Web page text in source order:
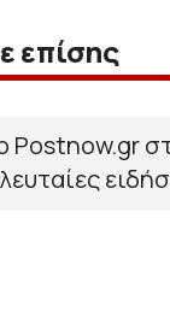
επίσης
Postnow.gr